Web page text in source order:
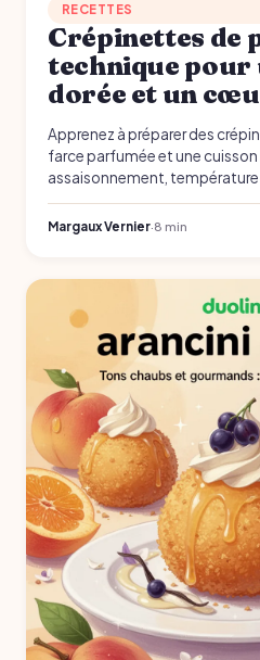
RECETTES
Crépinettes de
technique pour
dorée et un
Apprenez à préparer des
farce parfumée et une cuisson
assaisonnement, température
Margaux Vernier·8 min